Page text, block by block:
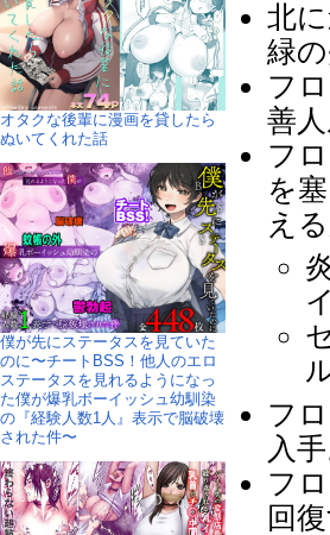
北
緑
フ
善
フ
を
え
フ
入手
フ
回復
オタクな後輩に漫画を貸したら
ぬいてくれた話
僕が先にステータスを見ていた
のに〜チートBSS！他人のエロ
ステータスを見れるようになっ
た僕が爆乳ボーイッシュ幼馴染
の『経験人数1人』表示で脳破壊
された件〜